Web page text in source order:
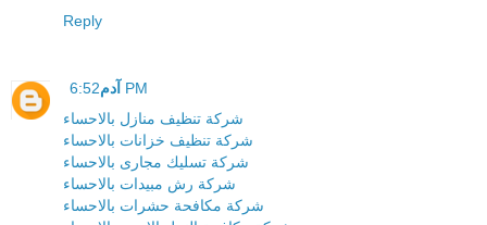
Reply
آدم 6:52 PM
شركة تنظيف منازل بالاحساء
شركة تنظيف خزانات بالاحساء
شركة تسليك مجارى بالاحساء
شركة رش مبيدات بالاحساء
شركة مكافحة حشرات بالاحساء